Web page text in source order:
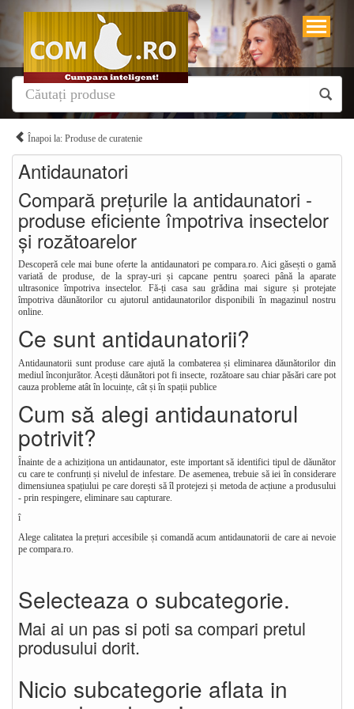
Înapoi la: Produse de curatenie
Antidaunatori
Compară prețurile la antidaunatori -
produse eficiente împotriva insectelor
și rozătoarelor
Descoperă cele mai bune oferte la antidaunatori pe compara.ro. Aici găsești o gamă
variată de produse, de la spray-uri și capcane pentru șoareci până la aparate
ultrasonice împotriva insectelor. Fă-ți casa sau grădina mai sigure și protejate
împotriva dăunătorilor cu ajutorul antidaunatorilor disponibili în magazinul nostru
online.
Ce sunt antidaunatorii?
Antidaunatorii sunt produse care ajută la combaterea și eliminarea dăunătorilor din
mediul înconjurător. Acești dăunători pot fi insecte, rozătoare sau chiar păsări care pot
cauza probleme atât în locuințe, cât și în spații publice
Cum să alegi antidaunatorul
potrivit?
Înainte de a achiziționa un antidaunator, este important să identifici tipul de dăunător
cu care te confrunți și nivelul de infestare. De asemenea, trebuie să iei în considerare
dimensiunea spațiului pe care dorești să îl protejezi și metoda de acțiune a produsului
- prin respingere, eliminare sau capturare.
î
Alege calitatea la prețuri accesibile și comandă acum antidaunatorii de care ai nevoie
pe compara.ro.
Selecteaza o subcategorie.
Mai ai un pas si poti sa compari pretul
produsului dorit.
Nicio subcategorie aflata in